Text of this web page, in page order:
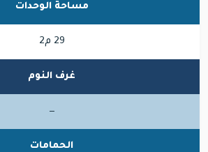
مساحة الوحدات
29 م2
غرف النوم
—
الحمامات